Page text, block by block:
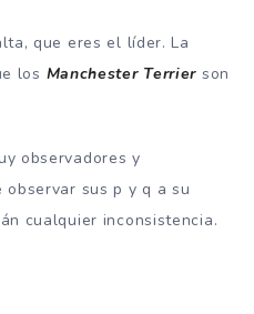
que eres el líder. La
los Manchester Terrier son
observadores y
sus p y q a su
cualquier inconsistencia.